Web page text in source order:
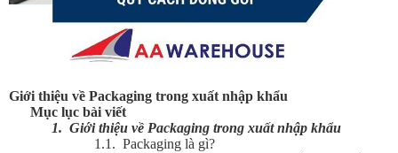
Giới thiệu về Packaging trong xuất nhập khẩu
Mục lục bài viết
1. Giới thiệu về Packaging trong xuất nhập khẩu
1.1. Packaging là gì?